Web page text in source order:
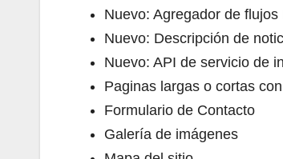
Nuevo: Agregador de
Nuevo: Descripción de
Nuevo: API de servicio de
Paginas largas o cortas
Formulario de Contacto
Galería de imágenes